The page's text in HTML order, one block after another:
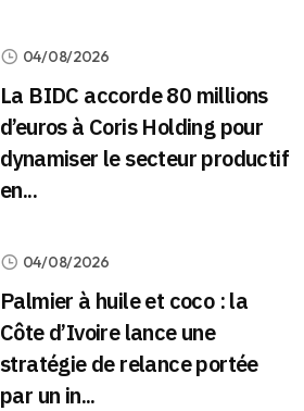
04/08/2026
La BIDC accorde 80 millions
d’euros à Coris Holding pour
dynamiser le secteur productif
en...
04/08/2026
Palmier à huile et coco : la
Côte d’Ivoire lance une
stratégie de relance portée
par un in...